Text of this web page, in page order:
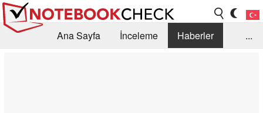
Ana Sayfa İnceleme
Haberler
...